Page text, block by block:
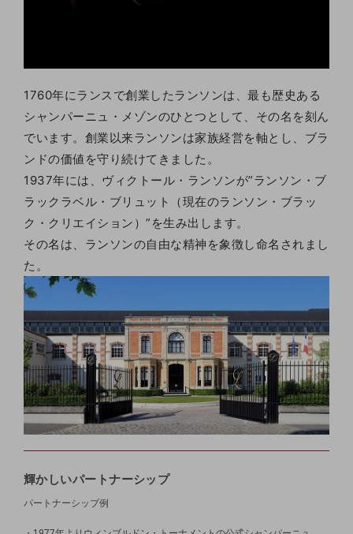
1760年にランスで創業したランソンは、最も歴史ある
シャンパーニュ・メゾンのひとつとして、その名を刻ん
でいます。創業以来ランソンは家族経営を軸とし、ブラ
ンドの価値を守り続けてきました。
1937年には、ヴィクトール・ランソンが”ランソン・ブ
ラックラベル・ブリュット（現在のランソン・ブラッ
ク・クリエイション）”を生み出します。
その名は、ランソンの自由な精神を象徴し命名されまし
た。
輝かしいパートナーシップ
パートナーシップ例